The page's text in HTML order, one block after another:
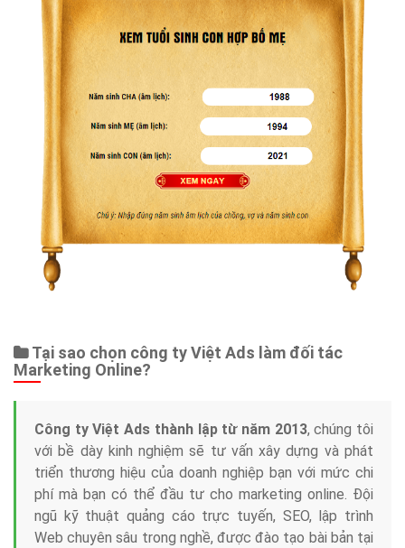
Tại sao chọn công ty Việt Ads làm đối tác
Marketing Online?
Công ty Việt Ads thành lập từ năm 2013, chúng tôi
với bề dày kinh nghiệm sẽ tư vấn xây dựng và phát
triển thương hiệu của doanh nghiệp bạn với mức chi
phí mà bạn có thể đầu tư cho marketing online. Đội
ngũ kỹ thuật quảng cáo trực tuyến, SEO, lập trình
Web chuyên sâu trong nghề, được đào tạo bài bản tại